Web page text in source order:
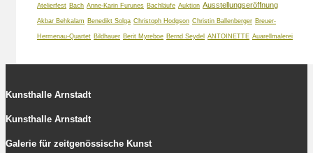
Atelierfest Bach Anne-Karin Furunes Bachläufe Auktion Ausstellungseröffnung
Akbar Behkalam Benedikt Solga Christoph Hodgson Christin Ballenberger Breuer-
Hermenau-Quartet Bildhauer Berit Myreboe Bernd Seydel ANTOINETTE Auarellmalerei
Kunsthalle Arnstadt
Kunsthalle Arnstadt
Galerie für zeitgenössische Kunst